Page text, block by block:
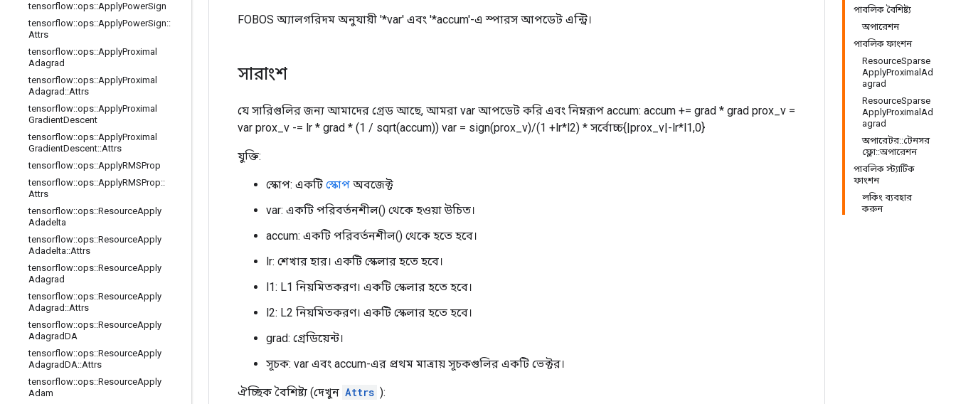
tensorflow::ops::ApplyPowerSign
tensorflow::ops::ApplyPowerSign::
Attrs
tensorflow::ops::ApplyProximal
Adagrad
tensorflow::ops::ApplyProximal
Adagrad ::Attrs
tensorflow::ops::ApplyProximal
GradientDescent
tensorflow::ops::ApplyProximal
GradientDescent::Attrs
tensorflow::ops::ApplyRMSProp
tensorflow::ops::ApplyRMSProp::
Attrs
tensorflow::ops::ResourceApply
Adadelta
tensorflow::ops::ResourceApply
Adadelta::Attrs
tensorflow::ops::ResourceApply
Adagrad
tensorflow::ops::ResourceApply
Adagrad ::Attrs
tensorflow::ops::ResourceApply
AdagradDA
tensorflow::ops::ResourceApply
AdagradDA::Attrs
tensorflow::ops::ResourceApply
Adam
পাবলিক বৈশিষ্ট্য
অপারেশন
পাবলিক ফাংশন
ResourceSparse
ApplyProximalAd
agrad
ResourceSparse
ApplyProximalAd
agrad
অপারেটর::টেনসর
ফ্লো::অপারেশন
পাবলিক স্ট্যাটিক
ফাংশন
লকিং ব্যবহার
করুন
FOBOS অ্যালগরিদম অনুযায়ী '*var' এবং '*accum'-এ স্পারস আপডেট এন্ট্রি।
সারাংশ
যে সারিগুলির জন্য আমাদের গ্রেড আছে, আমরা var আপডেট করি এবং নিম্নরূপ accum: accum += grad * grad prox_v =
var prox_v -= lr * grad * (1 / sqrt(accum)) var = sign(prox_v)/(1 +lr*l2) * সর্বোচ্চ{|prox_v|-lr*l1,0}
যুক্তি:
স্কোপ: একটি স্কোপ অবজেক্ট
var: একটি পরিবর্তনশীল() থেকে হওয়া উচিত।
accum: একটি পরিবর্তনশীল() থেকে হতে হবে।
lr: শেখার হার। একটি স্কেলার হতে হবে।
l1: L1 নিয়মিতকরণ। একটি স্কেলার হতে হবে।
l2: L2 নিয়মিতকরণ। একটি স্কেলার হতে হবে।
grad: গ্রেডিয়েন্ট।
সূচক: var এবং accum-এর প্রথম মাত্রায় সূচকগুলির একটি ভেক্টর।
ঐচ্ছিক বৈশিষ্ট্য (দেখুন Attrs ):